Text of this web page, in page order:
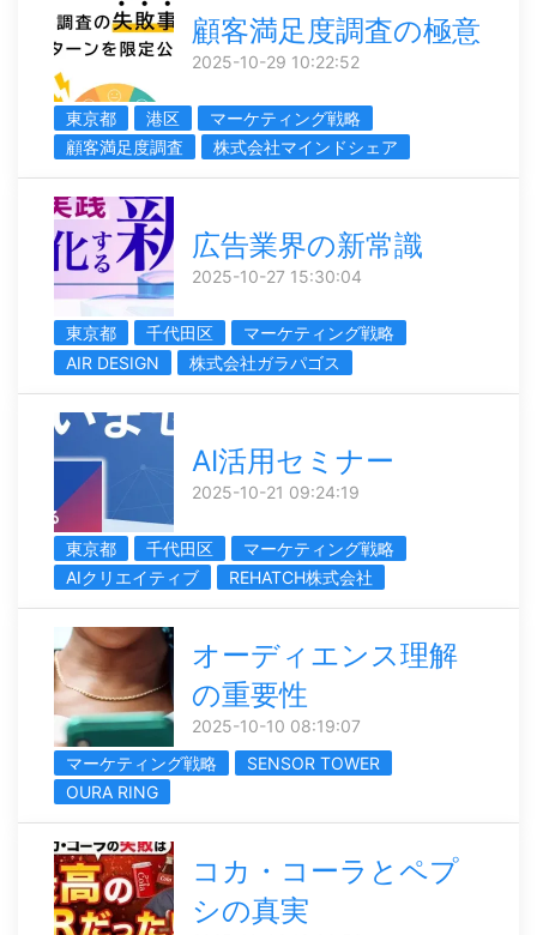
顧客満足度調査の極意
2025-10-29 10:22:52
東京都 港区
マーケティング戦略
顧客満足度調査
株式会社マインドシェア
広告業界の新常識
2025-10-27 15:30:04
東京都 千代田区
マーケティング戦略
AIR DESIGN
株式会社ガラパゴス
AI活用セミナー
2025-10-21 09:24:19
東京都 千代田区
マーケティング戦略
AIクリエイティブ
REHATCH株式会社
オーディエンス理解
の重要性
2025-10-10 08:19:07
マーケティング戦略
SENSOR TOWER
OURA RING
コカ・コーラとペプ
シの真実